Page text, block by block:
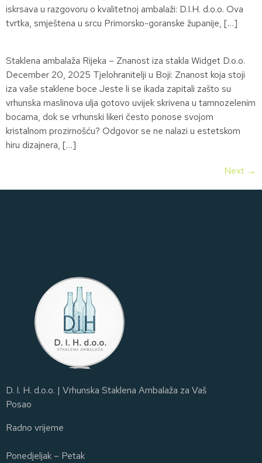
iskrsava u razgovoru o kvalitetnoj ambalaži: D.I.H. d.o.o. Ova
tvrtka, smještena u srcu Primorsko-goranske županije, […]
Staklena ambalaža Rijeka – Znanost iza stakla Widget D.o.o.
December 20, 2025 Tjelohranitelji u Boji: Znanost koja stoji
iza vaše staklene boce Jeste li se ikada zapitali zašto su
vrhunska maslinova ulja gotovo uvijek skrivena u tamnozelenim
bocama, dok se vrhunski likeri često ponose svojom
kristalnom prozirnošću? Odgovor se ne nalazi u estetskom
hiru dizajnera, […]
Next →
D. I. H. d.o.o. | Vrhunska Staklena Ambalaža za Vaš
Posao
Radno vrijeme
Ponedjeljak – Petak